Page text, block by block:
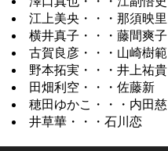
江上美央・・・那須映里
横井真子・・・藤間爽子
古賀良彦・・・山崎樹範
野本拓実・・・井上祐貴
田畑利空・・・佐藤新
穂田ゆかこ・・・内田慈
井草華・・・石川恋